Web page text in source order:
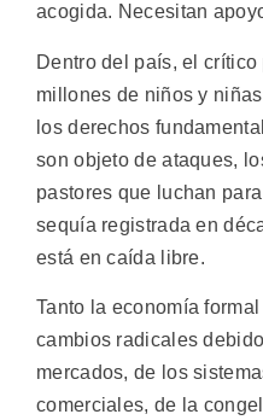
acogida. Necesitan
Dentro del país, el
millones de niños y
los derechos
son objeto de ataques,
pastores que luchan
sequía registrada en
está en caída libre.
Tanto la economía
cambios radicales
mercados, de los
comerciales, de la